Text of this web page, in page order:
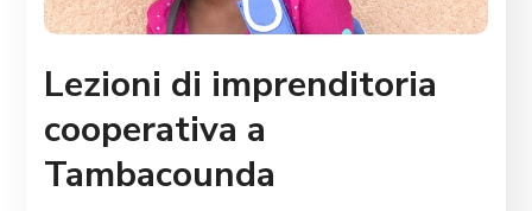
Lezioni di imprenditoria
cooperativa a
Tambacounda